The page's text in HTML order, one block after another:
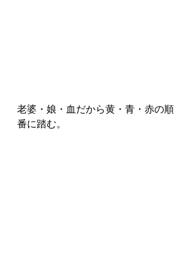
老婆・娘・血だから黄・青・赤の順
番に踏む。